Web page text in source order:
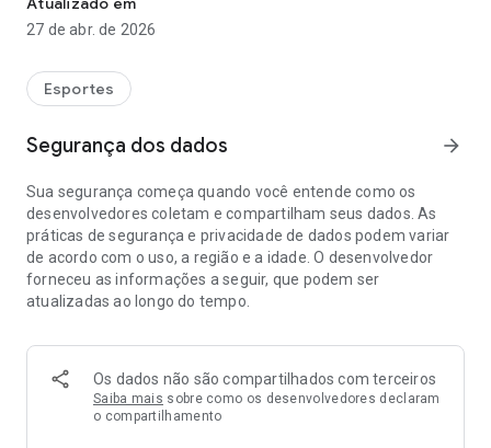
- Visualizar todos os horários de aulas e disponibilidade de
- Cancelar agendamentos de aulas;
- Visualizar seu histórico de agendamentos e futuras aulas;
através de reports;
- Alterar seus dados de perfil.
2. Professor
- Visualizar todos os horários de aulas e disponibilidade de
- Visualizar histórico de agendamentos e futuras aulas de
seus alunos;
- Visualizar lista de alunos inscritos por horário de aula;
- Compartilhar experiências do surfe e condições do mar
27 de abr. de 2026
Esportes
Segurança dos dados arrow_forward
Sua segurança começa quando você entende como os
desenvolvedores coletam e compartilham seus dados. As
práticas de segurança e privacidade de dados podem variar
de acordo com o uso, a região e a idade. O desenvolvedor
forneceu as informações a seguir, que podem ser
atualizadas ao longo do tempo.
Os dados não são compartilhados com terceiros
Saiba mais sobre como os desenvolvedores declaram
o compartilhamento